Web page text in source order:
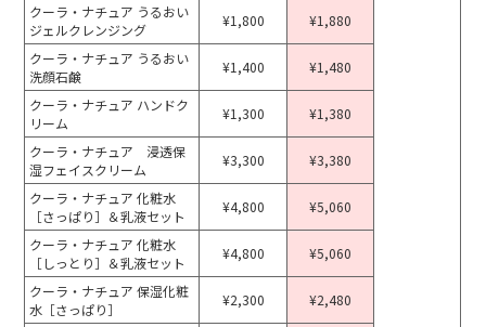
クーラ・ナチュア うるおい
ジェルクレンジング
¥1,800 ¥1,880
クーラ・ナチュア うるおい
洗顔石鹸
¥1,400 ¥1,480
クーラ・ナチュア ハンドク
リーム
¥1,300 ¥1,380
クーラ・ナチュア 浸透保
湿フェイスクリーム
¥3,300 ¥3,380
クーラ・ナチュア 化粧水
［さっぱり］＆乳液セット
¥4,800 ¥5,060
クーラ・ナチュア 化粧水
［しっとり］＆乳液セット
¥4,800 ¥5,060
クーラ・ナチュア 保湿化粧
水［さっぱり］
¥2,300 ¥2,480